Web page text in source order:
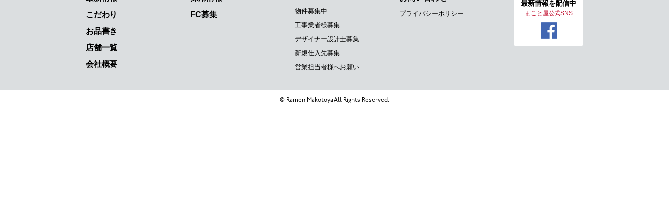
こだわり
お品書き
店舗一覧
会社概要
FC募集
物件募集中
工事業者様募集
デザイナー設計士募集
新規仕入先募集
営業担当者様へお願い
プライバシーポリシー
最新情報を配信中
まこと屋公式SNS
© Ramen Makotoya All Rights Reserved.